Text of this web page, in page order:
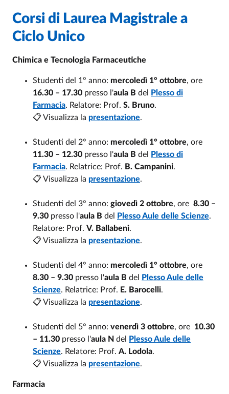
Corsi di Laurea Magistrale a
Ciclo Unico
Chimica e Tecnologia Farmaceutiche
Studenti del 1° anno: mercoledì 1° ottobre, ore
16.30 – 17.30 presso l'aula B del
Plesso di
Farmacia. Relatore: Prof. S. Bruno.
📋 Visualizza la presentazione.
Studenti del 2° anno: mercoledì 1° ottobre, ore
11.30 – 12.30 presso l'aula B del
Plesso di
Farmacia. Relatrice: Prof. B. Campanini.
📋 Visualizza la presentazione.
Studenti del 3° anno: giovedì 2 ottobre, ore 8.30 –
9.30 presso l'aula B del Plesso Aule delle Scienze.
Relatore: Prof. V. Ballabeni.
📋 Visualizza la presentazione.
Studenti del 4° anno: mercoledì 1° ottobre, ore
8.30 – 9.30 presso l'aula B del
Plesso Aule delle
Scienze. Relatrice: Prof. E. Barocelli.
📋 Visualizza la presentazione.
Studenti del 5° anno: venerdì 3 ottobre, ore 10.30
– 11.30 presso l'aula N del
Plesso Aule delle
Scienze. Relatore: Prof. A. Lodola.
📋 Visualizza la presentazione.
Farmacia